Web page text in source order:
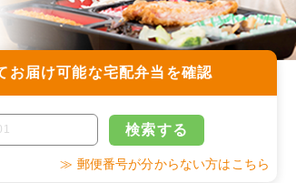
お届け可能な宅配弁当を確認
検索する
≫ 郵便番号が分からない方はこちら